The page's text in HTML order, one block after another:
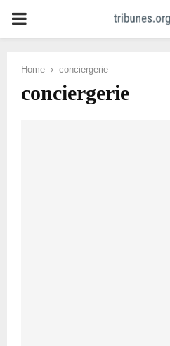
PRIMARY
Home conciergerie
conciergerie